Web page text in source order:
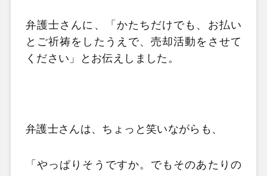
弁護士さんに、「かたちだけでも、お払い
とご祈祷をしたうえで、売却活動をさせて
ください」とお伝えしました。
弁護士さんは、ちょっと笑いながらも、
「やっぱりそうですか。でもそのあたりの